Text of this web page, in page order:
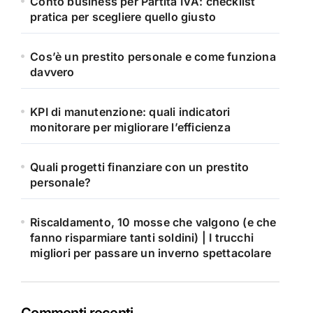
pratica per scegliere quello giusto
Cos’è un prestito personale e come funziona
davvero
KPI di manutenzione: quali indicatori
monitorare per migliorare l’efficienza
Quali progetti finanziare con un prestito
personale?
Riscaldamento, 10 mosse che valgono (e che
fanno risparmiare tanti soldini) | I trucchi
migliori per passare un inverno spettacolare